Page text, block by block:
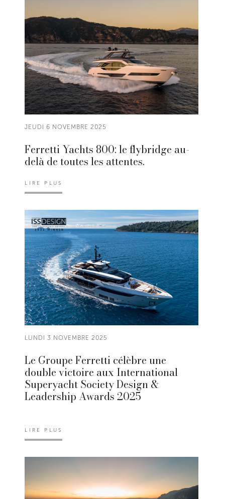
JEUDI 6 NOVEMBRE 2025
Ferretti Yachts 800: le flybridge au-
delà de toutes les attentes.
LIRE PLUS
LUNDI 3 NOVEMBRE 2025
Le Groupe Ferretti célèbre une
double victoire aux International
Superyacht Society Design &
Leadership Awards 2025
LIRE PLUS